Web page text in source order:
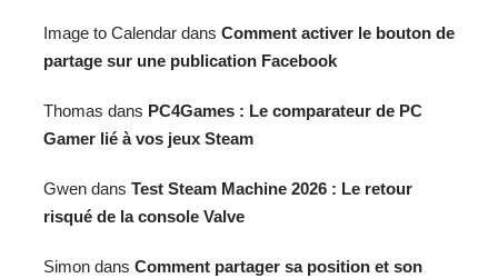
Image to Calendar dans Comment activer le bouton de
partage sur une publication Facebook
Thomas dans PC4Games : Le comparateur de PC
Gamer lié à vos jeux Steam
Gwen dans Test Steam Machine 2026 : Le retour
risqué de la console Valve
Simon dans Comment partager sa position et son